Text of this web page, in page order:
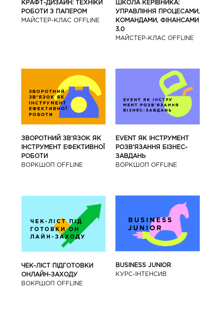
КРАФТ-ДИЗАЙН: ТЕХНІКИ
РОБОТИ З ПАПЕРОМ
МАЙCТЕР-КЛАС OFFLINE
ШКОЛА КЕРІВНИКА:
УПРАВЛІННЯ ПРОЦЕСАМИ,
КОМАНДАМИ, ФІНАНСАМИ
3.0
МАЙCТЕР-КЛАС OFFLINE
ЗВОРОТНИЙ ЗВ’ЯЗОК ЯК
ІНСТРУМЕНТ ЕФЕКТИВНОЇ
РОБОТИ
ВОРКШОП OFFLINE
EVENT ЯК ІНСТРУМЕНТ
РОЗВ’ЯЗАННЯ БІЗНЕС-
ЗАВДАНЬ
ВОРКШОП OFFLINE
ЧЕК-ЛІСТ ПІДГОТОВКИ
ОНЛАЙН-ЗАХОДУ
ВОКРШОП OFFLINE
BUSINESS JUNIOR
КУРС-IНТЕНСИВ